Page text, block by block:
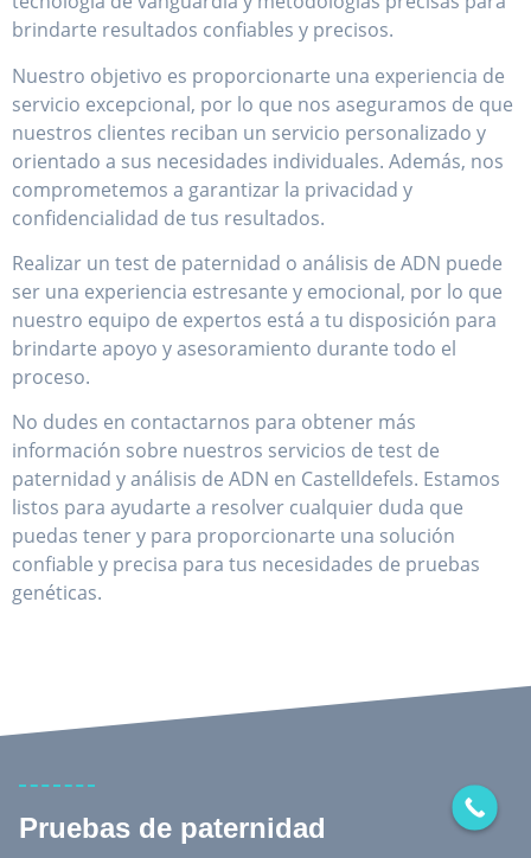
brindarte resultados confiables y precisos.
Nuestro objetivo es proporcionarte una experiencia de
servicio excepcional, por lo que nos aseguramos de que
nuestros clientes reciban un servicio personalizado y
orientado a sus necesidades individuales. Además, nos
comprometemos a garantizar la privacidad y
confidencialidad de tus resultados.
Realizar un test de paternidad o análisis de ADN puede
ser una experiencia estresante y emocional, por lo que
nuestro equipo de expertos está a tu disposición para
brindarte apoyo y asesoramiento durante todo el
proceso.
No dudes en contactarnos para obtener más
información sobre nuestros servicios de test de
paternidad y análisis de ADN en Castelldefels. Estamos
listos para ayudarte a resolver cualquier duda que
puedas tener y para proporcionarte una solución
confiable y precisa para tus necesidades de pruebas
genéticas.
Pruebas de paternidad